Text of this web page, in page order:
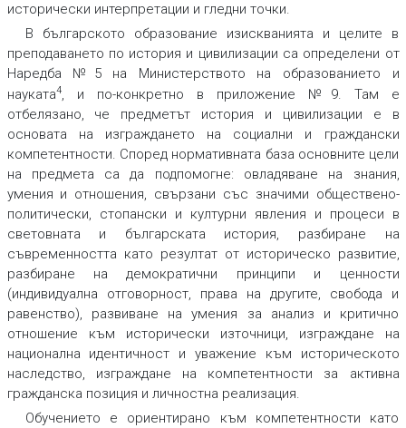
исторически интерпретации и гледни точки.
В българското образование изискванията и целите в
преподаването по история и цивилизации са определени от
Наредба №5 на Министерството на образованието и
науката4, и по-конкретно в приложение №9. Там е
отбелязано, че предметът история и цивилизации е в
основата на изграждането на социални и граждански
компетентности. Според нормативната база основните цели
на предмета са да подпомогне: овладяване на знания,
умения и отношения, свързани със значими обществено-
политически, стопански и културни явления и процеси в
световната и българската история, разбиране на
съвременността като резултат от историческо развитие,
разбиране на демократични принципи и ценности
(индивидуална отговорност, права на другите, свобода и
равенство), развиване на умения за анализ и критично
отношение към исторически източници, изграждане на
национална идентичност и уважение към историческото
наследство, изграждане на компетентности за активна
гражданска позиция и личностна реализация.
Обучението е ориентирано към компетентности като